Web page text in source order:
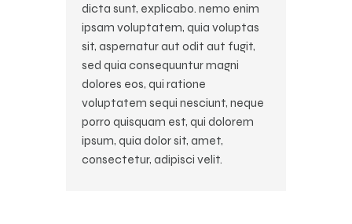
dicta sunt, explicabo. nemo enim
ipsam voluptatem, quia voluptas
sit, aspernatur aut odit aut fugit,
sed quia consequuntur magni
dolores eos, qui ratione
voluptatem sequi nesciunt, neque
porro quisquam est, qui dolorem
ipsum, quia dolor sit, amet,
consectetur, adipisci velit.